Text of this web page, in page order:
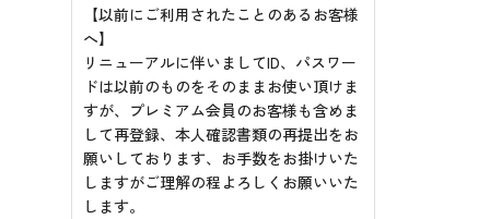
【以前にご利用されたことのあるお客様
へ】
リニューアルに伴いましてID、パスワー
ドは以前のものをそのままお使い頂けま
すが、プレミアム会員のお客様も含めま
して再登録、本人確認書類の再提出をお
願いしております、お手数をお掛けいた
しますがご理解の程よろしくお願いいた
します。